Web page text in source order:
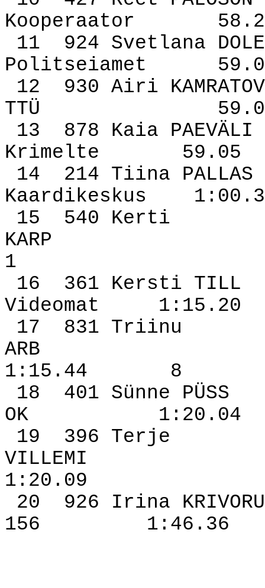
Kooperaator
11
924 Svetlana
Politseiamet
12
930 Airi KAMRATOV
TTÜ
13
878 Kaia PAEVÄLI
Krimelte
59.05
14
214 Tiina PALLAS
Kaardikeskus
15
540 Kerti
KARP
1
16
361 Kersti TILL
Videomat
1:15.20
17
831 Triinu
ARB
1:15.44
8
18
401 Sünne PÜSS
OK
1:20.04
19
396 Terje
VILLEMI
1:20.09
20
926 Irina
156
1:46.36